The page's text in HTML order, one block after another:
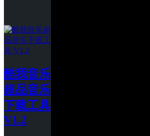
酷我音乐
超品音乐
下载工具
V1.2